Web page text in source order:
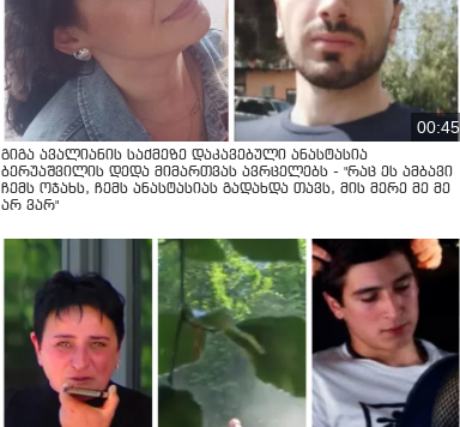
00:45
გიგა ავალიანის საქმეზე დაკავებული ანასტასია
ბერუაშვილის დედა მიმართვას ავრცელებს - "რაც ეს ამბავი
ჩემს ოჯახს, ჩემს ანასტასიას გადახდა თავს, მის მერე მე მე
არ ვარ"